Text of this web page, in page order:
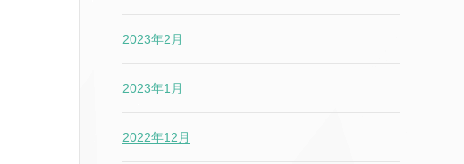
2023年2月
2023年1月
2022年12月